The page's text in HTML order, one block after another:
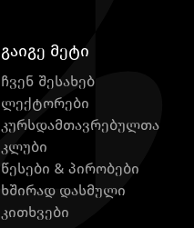
გაიგე მეტი
ჩვენ შესახებ
ლექტორები
კურსდამთავრებულთა
კლუბი
წესები & პირობები
ხშირად დასმული
კითხვები